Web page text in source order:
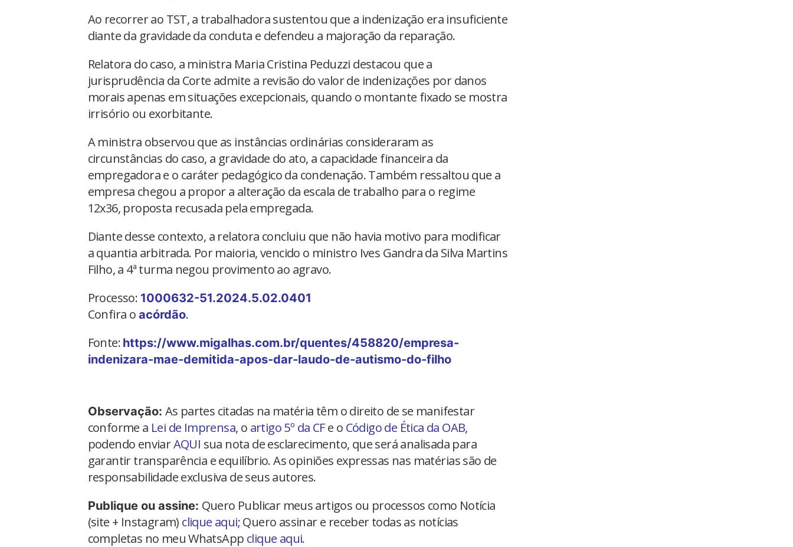
Ao recorrer ao TST, a trabalhadora sustentou que a indenização era insuficiente
diante da gravidade da conduta e defendeu a majoração da reparação.
Relatora do caso, a ministra Maria Cristina Peduzzi destacou que a
jurisprudência da Corte admite a revisão do valor de indenizações por danos
morais apenas em situações excepcionais, quando o montante fixado se mostra
irrisório ou exorbitante.
A ministra observou que as instâncias ordinárias consideraram as
circunstâncias do caso, a gravidade do ato, a capacidade financeira da
empregadora e o caráter pedagógico da condenação. Também ressaltou que a
empresa chegou a propor a alteração da escala de trabalho para o regime
12x36, proposta recusada pela empregada.
Diante desse contexto, a relatora concluiu que não havia motivo para modificar
a quantia arbitrada. Por maioria, vencido o ministro Ives Gandra da Silva Martins
Filho, a 4ª turma negou provimento ao agravo.
Processo: 1000632-51.2024.5.02.0401
Confira o acórdão.
Fonte: https://www.migalhas.com.br/quentes/458820/empresa-
indenizara-mae-demitida-apos-dar-laudo-de-autismo-do-filho
Observação: As partes citadas na matéria têm o direito de se manifestar
conforme a Lei de Imprensa, o artigo 5º da CFe o Código de Ética da OAB,
podendo enviarAQUI sua nota de esclarecimento, que será analisada para
garantir transparência e equilíbrio. As opiniões expressas nas matérias são de
responsabilidade exclusiva de seus autores.
Publique ou assine: Quero Publicar meus artigos ou processos como Notícia
(site + Instagram) clique aqui; Quero assinar e receber todas as notícias
completas no meu WhatsApp clique aqui.